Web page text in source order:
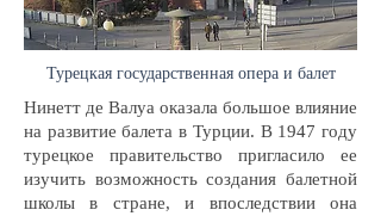
Турецкая государственная опера и балет
Нинетт де Валуа оказала большое влияние
на развитие балета в Турции. В 1947 году
турецкое правительство пригласило ее
изучить возможность создания балетной
школы в стране, и впоследствии она